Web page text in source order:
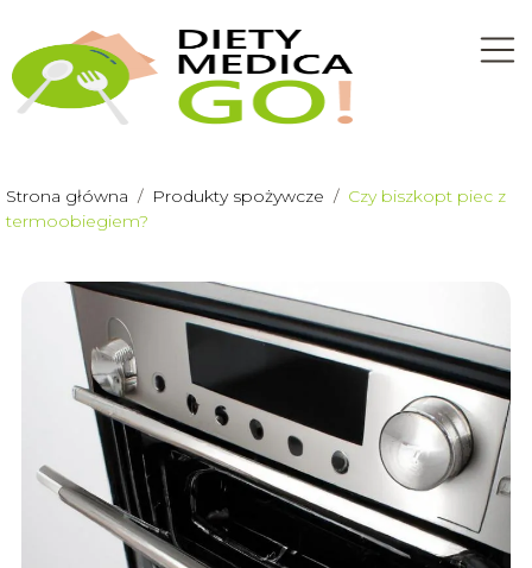
Strona główna / Produkty spożywcze / Czy biszkopt piec z
termoobiegiem?